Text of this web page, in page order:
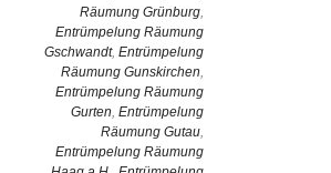
Räumung Grünburg,
Entrümpelung Räumung
Gschwandt, Entrümpelung
Räumung Gunskirchen,
Entrümpelung Räumung
Gurten, Entrümpelung
Räumung Gutau,
Entrümpelung Räumung